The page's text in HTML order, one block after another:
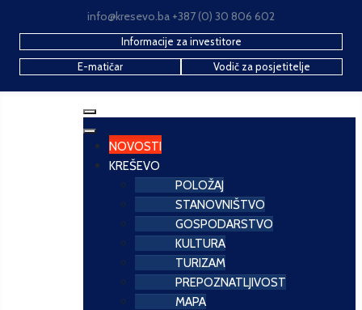
info@kresevo.ba +387 (0) 30 806 602
Informacije za investitore
E-matičar
Vodič za posjetitelje
NOVOSTI
KREŠEVO
POLOŽAJ
STANOVNIŠTVO
GOSPODARSTVO
KULTURA
TURIZAM
PREPOZNATLJIVOST
MAPA